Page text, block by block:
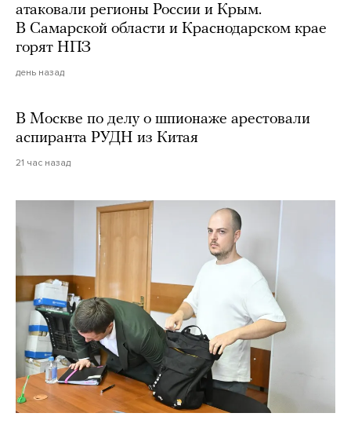
атаковали регионы России и Крым.
В Самарской области и Краснодарском крае
горят НПЗ
день назад
В Москве по делу о шпионаже арестовали
аспиранта РУДН из Китая
21 час назад